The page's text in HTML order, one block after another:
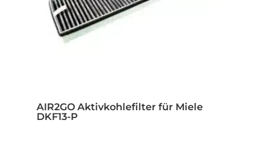
AIR2GO Aktivkohlefilter für Miele
DKF13-P